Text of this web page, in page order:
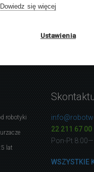
robotyki
lat
22 211 67 00
Pon-Pt
WSZYSTKIE
Dowiedz się więcej
Ustawienia